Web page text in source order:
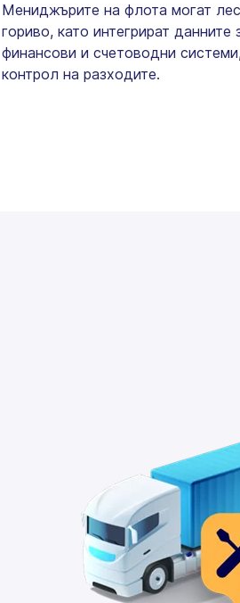
Мениджърите на флота могат
гориво, като интегрират данните
финансови и счетоводни
контрол на разходите.